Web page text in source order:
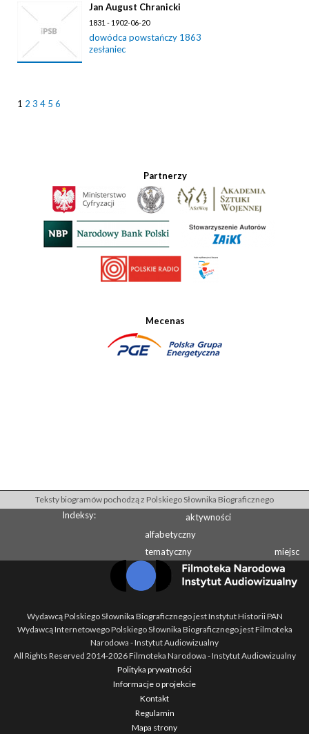
Jan August Chranicki
1831 - 1902-06-20
dowódca powstańczy 1863
zesłaniec
1 2 3 4 5 6
Partnerzy
Mecenas
Teksty biogramów pochodzą z Polskiego Słownika Biograficznego
Indeksy:
aktywności
alfabetyczny
tematyczny
miejsc
Wydawcą Polskiego Słownika Biograficznego jest Instytut Historii PAN
Wydawcą Internetowego Polskiego Słownika Biograficznego jest Filmoteka
Narodowa - Instytut Audiowizualny
All Rights Reserved 2014-2026Filmoteka Narodowa - Instytut Audiowizualny
Polityka prywatności
Informacje o projekcie
Kontakt
Regulamin
Mapa strony